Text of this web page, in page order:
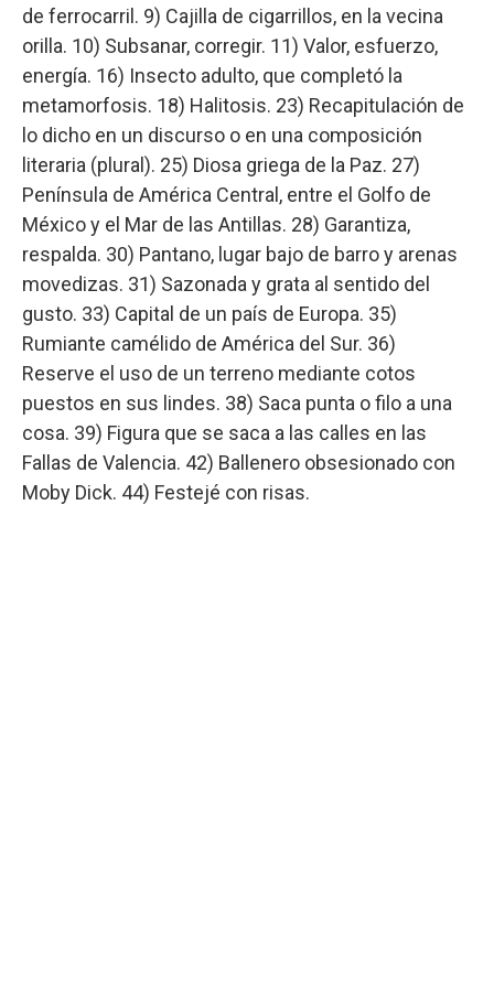
de ferrocarril. 9) Cajilla de cigarrillos, en la vecina
orilla. 10) Subsanar, corregir. 11) Valor, esfuerzo,
energía. 16) Insecto adulto, que completó la
metamorfosis. 18) Halitosis. 23) Recapitulación de
lo dicho en un discurso o en una composición
literaria (plural). 25) Diosa griega de la Paz. 27)
Península de América Central, entre el Golfo de
México y el Mar de las Antillas. 28) Garantiza,
respalda. 30) Pantano, lugar bajo de barro y arenas
movedizas. 31) Sazonada y grata al sentido del
gusto. 33) Capital de un país de Europa. 35)
Rumiante camélido de América del Sur. 36)
Reserve el uso de un terreno mediante cotos
puestos en sus lindes. 38) Saca punta o filo a una
cosa. 39) Figura que se saca a las calles en las
Fallas de Valencia. 42) Ballenero obsesionado con
Moby Dick. 44) Festejé con risas.